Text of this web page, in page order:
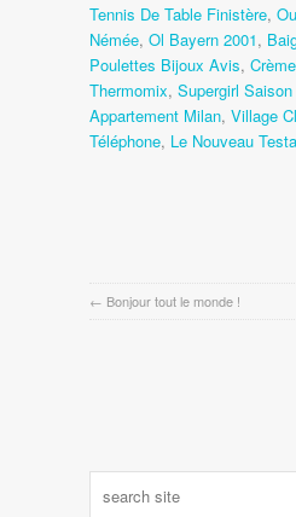
Tennis De Table Finistère,
Némée, Ol Bayern 2001,
Poulettes Bijoux Avis,
Thermomix, Supergirl
Appartement Milan, Village
Téléphone, Le Nouveau
← Bonjour tout le monde !